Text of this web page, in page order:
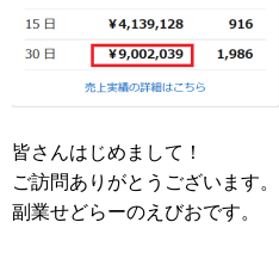
皆さんはじめまして！
ご訪問ありがとうございます。
副業せどらーのえびおです。